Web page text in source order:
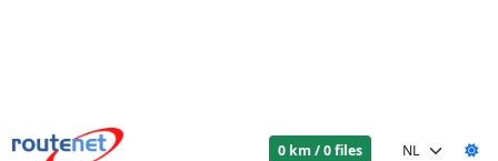
0 km / 0 files